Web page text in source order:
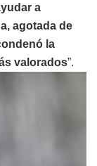
a
agotada de
la
valorados”.